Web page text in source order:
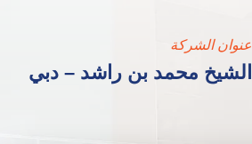
عنوان الشركة
الشيخ محمد بن راشد – دبي